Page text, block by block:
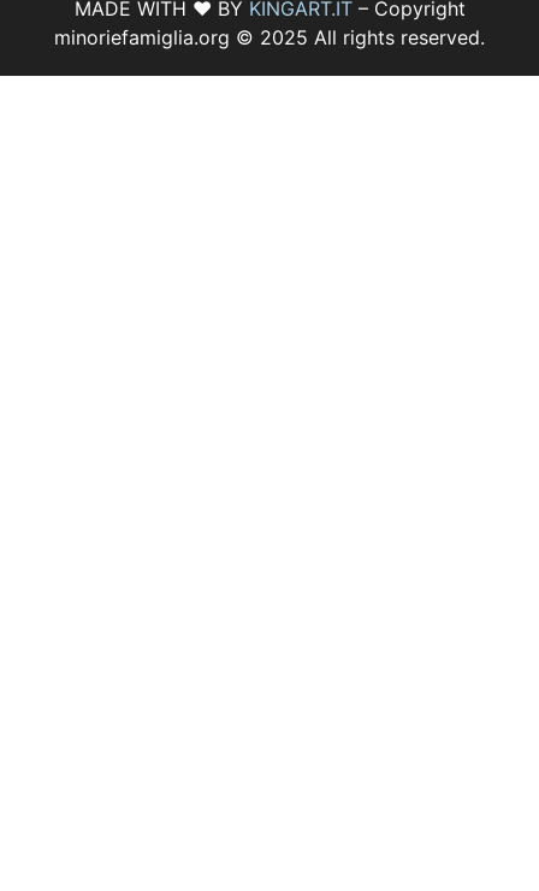
MADE WITH ♥ BY KINGART.IT– Copyright
minoriefamiglia.org © 2025 All rights reserved.